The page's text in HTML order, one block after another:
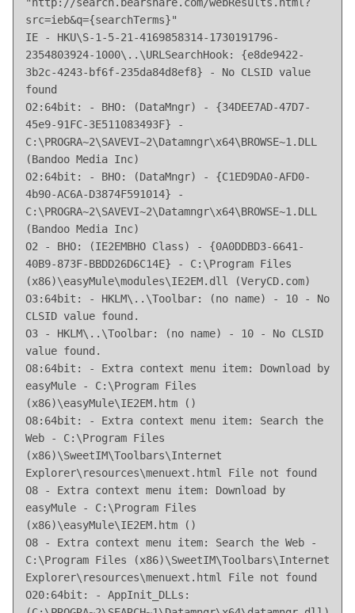
"http://search.bearshare.com/webResults.html?
src=ieb&q={searchTerms}"
IE - HKU\S-1-5-21-4169858314-1730191796-
2354803924-1000\..\URLSearchHook: {e8de9422-
3b2c-4243-bf6f-235da84d8ef8} - No CLSID value
found
O2:64bit: - BHO: (DataMngr) - {34DEE7AD-47D7-
45e9-91FC-3E511083493F} -
C:\PROGRA~2\SAVEVI~2\Datamngr\x64\BROWSE~1.DLL
(Bandoo Media Inc)
O2:64bit: - BHO: (DataMngr) - {C1ED9DA0-AFD0-
4b90-AC6A-D3874F591014} -
C:\PROGRA~2\SAVEVI~2\Datamngr\x64\BROWSE~1.DLL
(Bandoo Media Inc)
O2 - BHO: (IE2EMBHO Class) - {0A0DDBD3-6641-
40B9-873F-BBDD26D6C14E} - C:\Program Files
(x86)\easyMule\modules\IE2EM.dll (VeryCD.com)
O3:64bit: - HKLM\..\Toolbar: (no name) - 10 - No
CLSID value found.
O3 - HKLM\..\Toolbar: (no name) - 10 - No CLSID
value found.
O8:64bit: - Extra context menu item: Download by
easyMule - C:\Program Files
(x86)\easyMule\IE2EM.htm ()
O8:64bit: - Extra context menu item: Search the
Web - C:\Program Files
(x86)\SweetIM\Toolbars\Internet
Explorer\resources\menuext.html File not found
O8 - Extra context menu item: Download by
easyMule - C:\Program Files
(x86)\easyMule\IE2EM.htm ()
O8 - Extra context menu item: Search the Web -
C:\Program Files (x86)\SweetIM\Toolbars\Internet
Explorer\resources\menuext.html File not found
O20:64bit: - AppInit_DLLs: